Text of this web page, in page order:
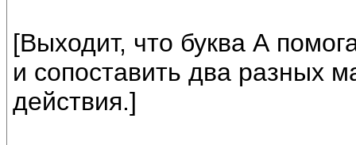
[Выходит, что буква А
и сопоставить два разных
действия.]